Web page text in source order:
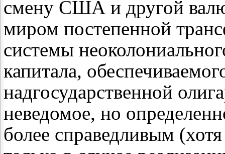
смену США и другой
миром постепенной
системы
капитала,
надгосударственной
неведомое, но
более справедливым